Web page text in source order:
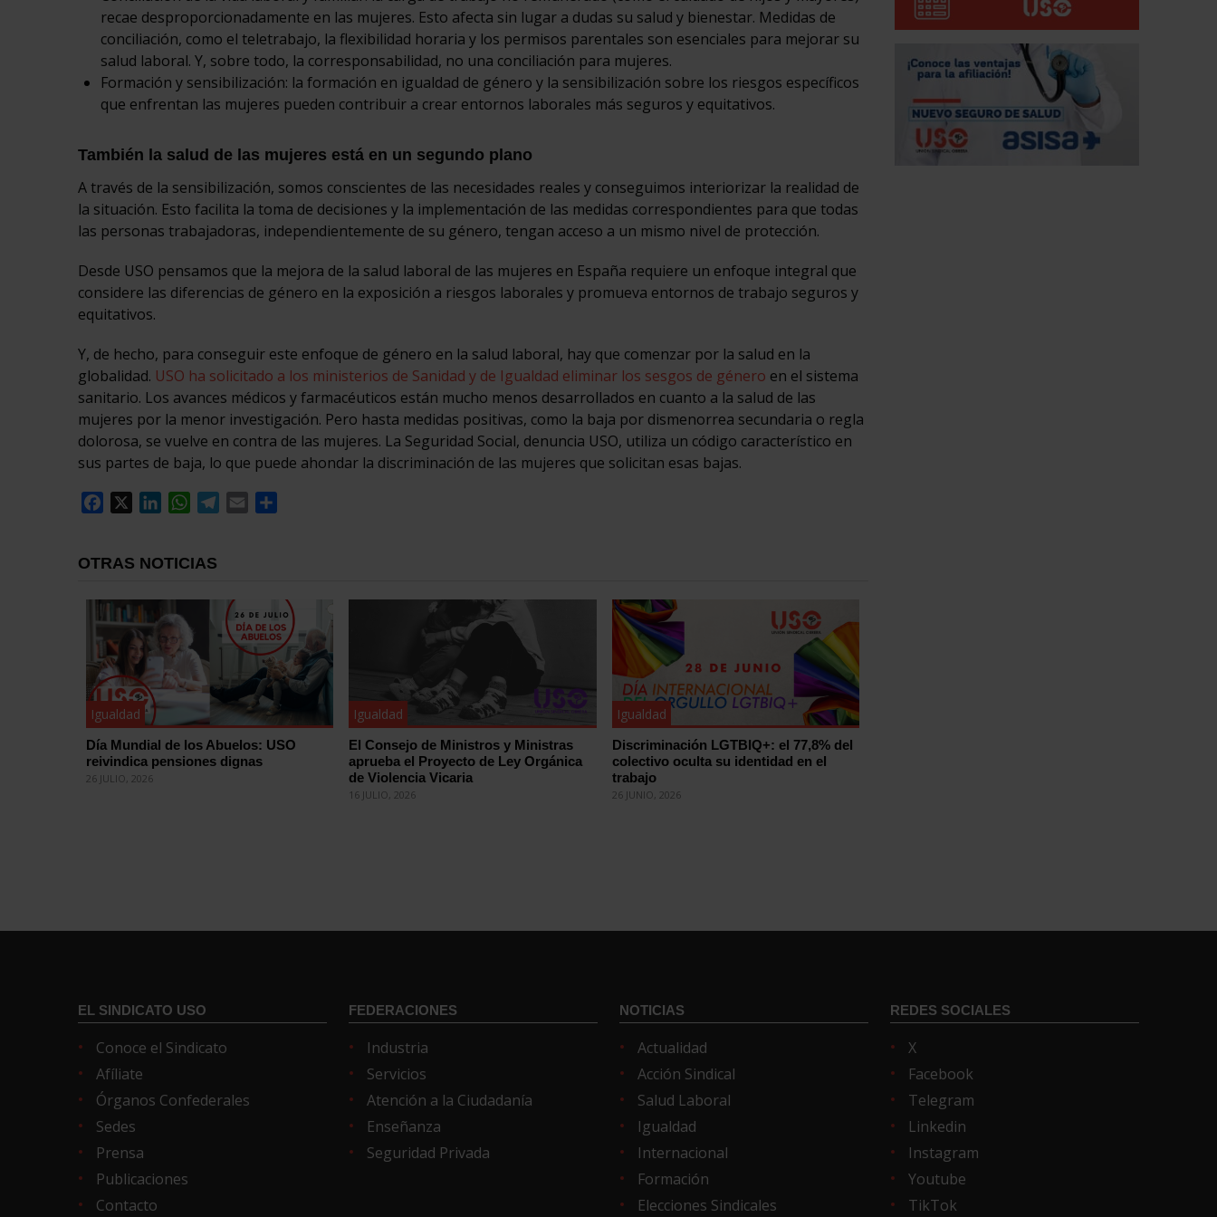
recae desproporcionadamente en las mujeres. Esto afecta sin lugar a dudas su salud y bienestar. Medidas de
conciliación, como el teletrabajo, la flexibilidad horaria y los permisos parentales son esenciales para mejorar su
salud laboral. Y, sobre todo, la corresponsabilidad, no una conciliación para mujeres.
Formación y sensibilización: la formación en igualdad de género y la sensibilización sobre los riesgos específicos
que enfrentan las mujeres pueden contribuir a crear entornos laborales más seguros y equitativos.
También la salud de las mujeres está en un segundo plano
A través de la sensibilización, somos conscientes de las necesidades reales y conseguimos interiorizar la realidad de
la situación. Esto facilita la toma de decisiones y la implementación de las medidas correspondientes para que todas
las personas trabajadoras, independientemente de su género, tengan acceso a un mismo nivel de protección.
Desde USO pensamos que la mejora de la salud laboral de las mujeres en España requiere un enfoque integral que
considere las diferencias de género en la exposición a riesgos laborales y promueva entornos de trabajo seguros y
equitativos.
Y, de hecho, para conseguir este enfoque de género en la salud laboral, hay que comenzar por la salud en la
globalidad. USO ha solicitado a los ministerios de Sanidad y de Igualdad eliminar los sesgos de género en el sistema
sanitario. Los avances médicos y farmacéuticos están mucho menos desarrollados en cuanto a la salud de las
mujeres por la menor investigación. Pero hasta medidas positivas, como la baja por dismenorrea secundaria o regla
dolorosa, se vuelve en contra de las mujeres. La Seguridad Social, denuncia USO, utiliza un código característico en
sus partes de baja, lo que puede ahondar la discriminación de las mujeres que solicitan esas bajas.
Facebook
LinkedInWhatsApp
Telegram
Email
OTRAS NOTICIAS
Igualdad
Día Mundial de los Abuelos: USO
reivindica pensiones dignas
26 JULIO, 2026
Igualdad
El Consejo de Ministros y Ministras
aprueba el Proyecto de Ley Orgánica
de Violencia Vicaria
16 JULIO, 2026
Igualdad
Discriminación LGTBIQ+: el 77,8% del
colectivo oculta su identidad en el
trabajo
26 JUNIO, 2026
EL SINDICATO USO
Conoce el Sindicato
Afíliate
Órganos Confederales
Sedes
Prensa
Publicaciones
Contacto
FEDERACIONES
Industria
Servicios
Atención a la Ciudadanía
Enseñanza
Seguridad Privada
NOTICIAS
Actualidad
Acción Sindical
Salud Laboral
Igualdad
Internacional
Formación
Elecciones Sindicales
REDES SOCIALES
X
Facebook
Telegram
Linkedin
Instagram
Youtube
TikTok